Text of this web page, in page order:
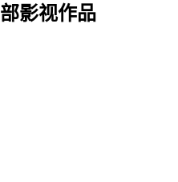
部影视作品